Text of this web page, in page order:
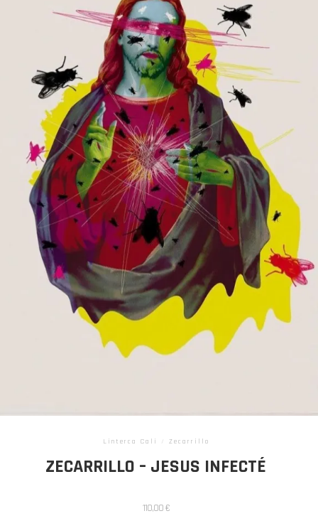
Linterca Cali Zecarrillo
ZECARRILLO – JESUS INFECTÉ
110,00€